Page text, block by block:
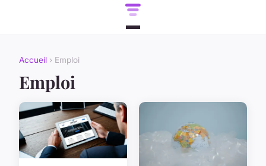
Accueil › Emploi
Emploi